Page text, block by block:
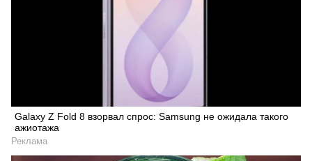
Galaxy Z Fold 8 взорвал спрос: Samsung не ожидала такого
ажиотажа
Реклама